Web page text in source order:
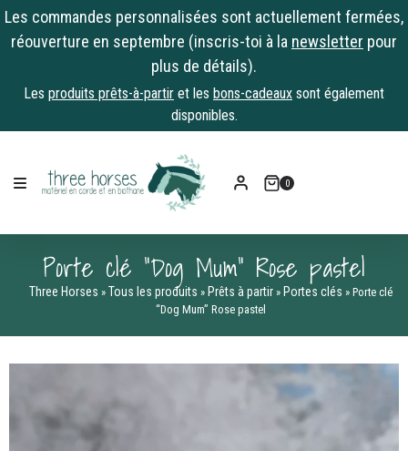
Les commandes personnalisées sont actuellement fermées,
réouverture en septembre (inscris-toi à la newsletter pour
plus de détails).
Les produits prêts-à-partir et les bons-cadeaux sont également
disponibles.
content
0
Porte clé “Dog Mum” Rose pastel
Three Horses » Tous les produits » Prêts à partir » Portes clés » Porte clé
“Dog Mum” Rose pastel